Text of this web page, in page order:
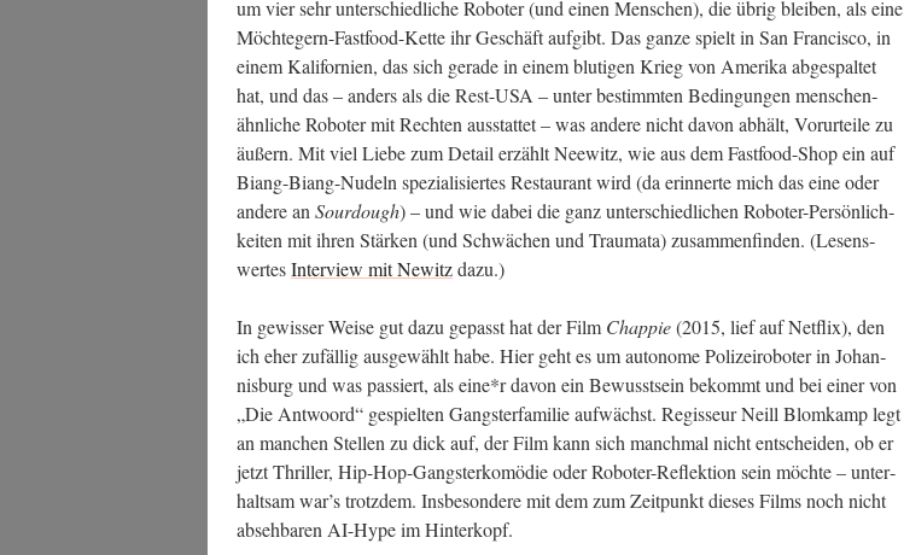
um vier sehr unter­schied­li­che Robo­ter (und einen Men­schen), die übrig blei­ben, als eine
Möch­te­gern-Fast­food-Ket­te ihr Geschäft auf­gibt. Das gan­ze spielt in San Fran­cis­co, in
einem Kali­for­ni­en, das sich gera­de in einem blu­ti­gen Krieg von Ame­ri­ka abge­spal­tet
hat, und das – anders als die Rest-USA – unter bestimm­ten Bedin­gun­gen men­schen­
ähn­li­che Robo­ter mit Rech­ten aus­stat­tet – was ande­re nicht davon abhält, Vor­ur­tei­le zu
äußern. Mit viel Lie­be zum Detail erzählt Nee­witz, wie aus dem Fast­food-Shop ein auf
Biang-Biang-Nudeln spe­zia­li­sier­tes Restau­rant wird (da erin­ner­te mich das eine oder
ande­re an Sourdough) – und wie dabei die ganz unter­schied­li­chen Robo­ter-Per­sön­lich­
kei­ten mit ihren Stär­ken (und Schwä­chen und Trau­ma­ta) zusam­men­fin­den. (Lesens­
wer­tesInter­view mit Newitzdazu.)
In gewis­ser Wei­se gut dazu gepasst hat der Film Chap­pie(2015, lief auf Net­flix), den
ich eher zufäl­lig aus­ge­wählt habe. Hier geht es um auto­no­me Poli­zei­ro­bo­ter in Johan­
nis­burg und was pas­siert, als eine*r davon ein Bewusst­sein bekommt und bei einer von
„Die Ant­wo­ord“ gespiel­ten Gangs­ter­fa­mi­lie auf­wächst. Regis­seur Neill Blom­kamp legt
an man­chen Stel­len zu dick auf, der Film kann sich manch­mal nicht ent­schei­den, ob er
jetzt Thril­ler, Hip-Hop-Gangs­ter­ko­mö­die oder Robo­ter-Reflek­ti­on sein möch­te – unter­
halt­sam war’s trotz­dem. Ins­be­son­de­re mit dem zum Zeit­punkt die­ses Films noch nicht
abseh­ba­ren AI-Hype im Hinterkopf.